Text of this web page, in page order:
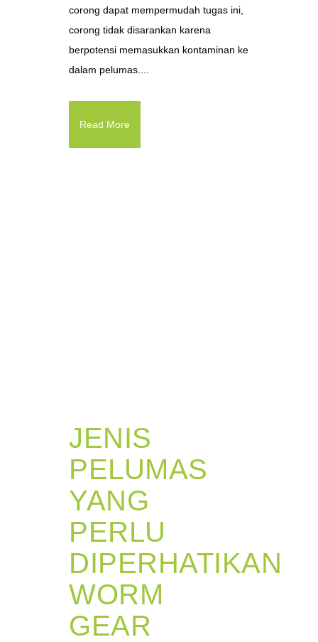
corong dapat mempermudah tugas ini,
corong tidak disarankan karena
berpotensi memasukkan kontaminan ke
dalam pelumas....
Read More
JENIS
PELUMAS
YANG
PERLU
DIPERHATIKAN
WORM
GEAR